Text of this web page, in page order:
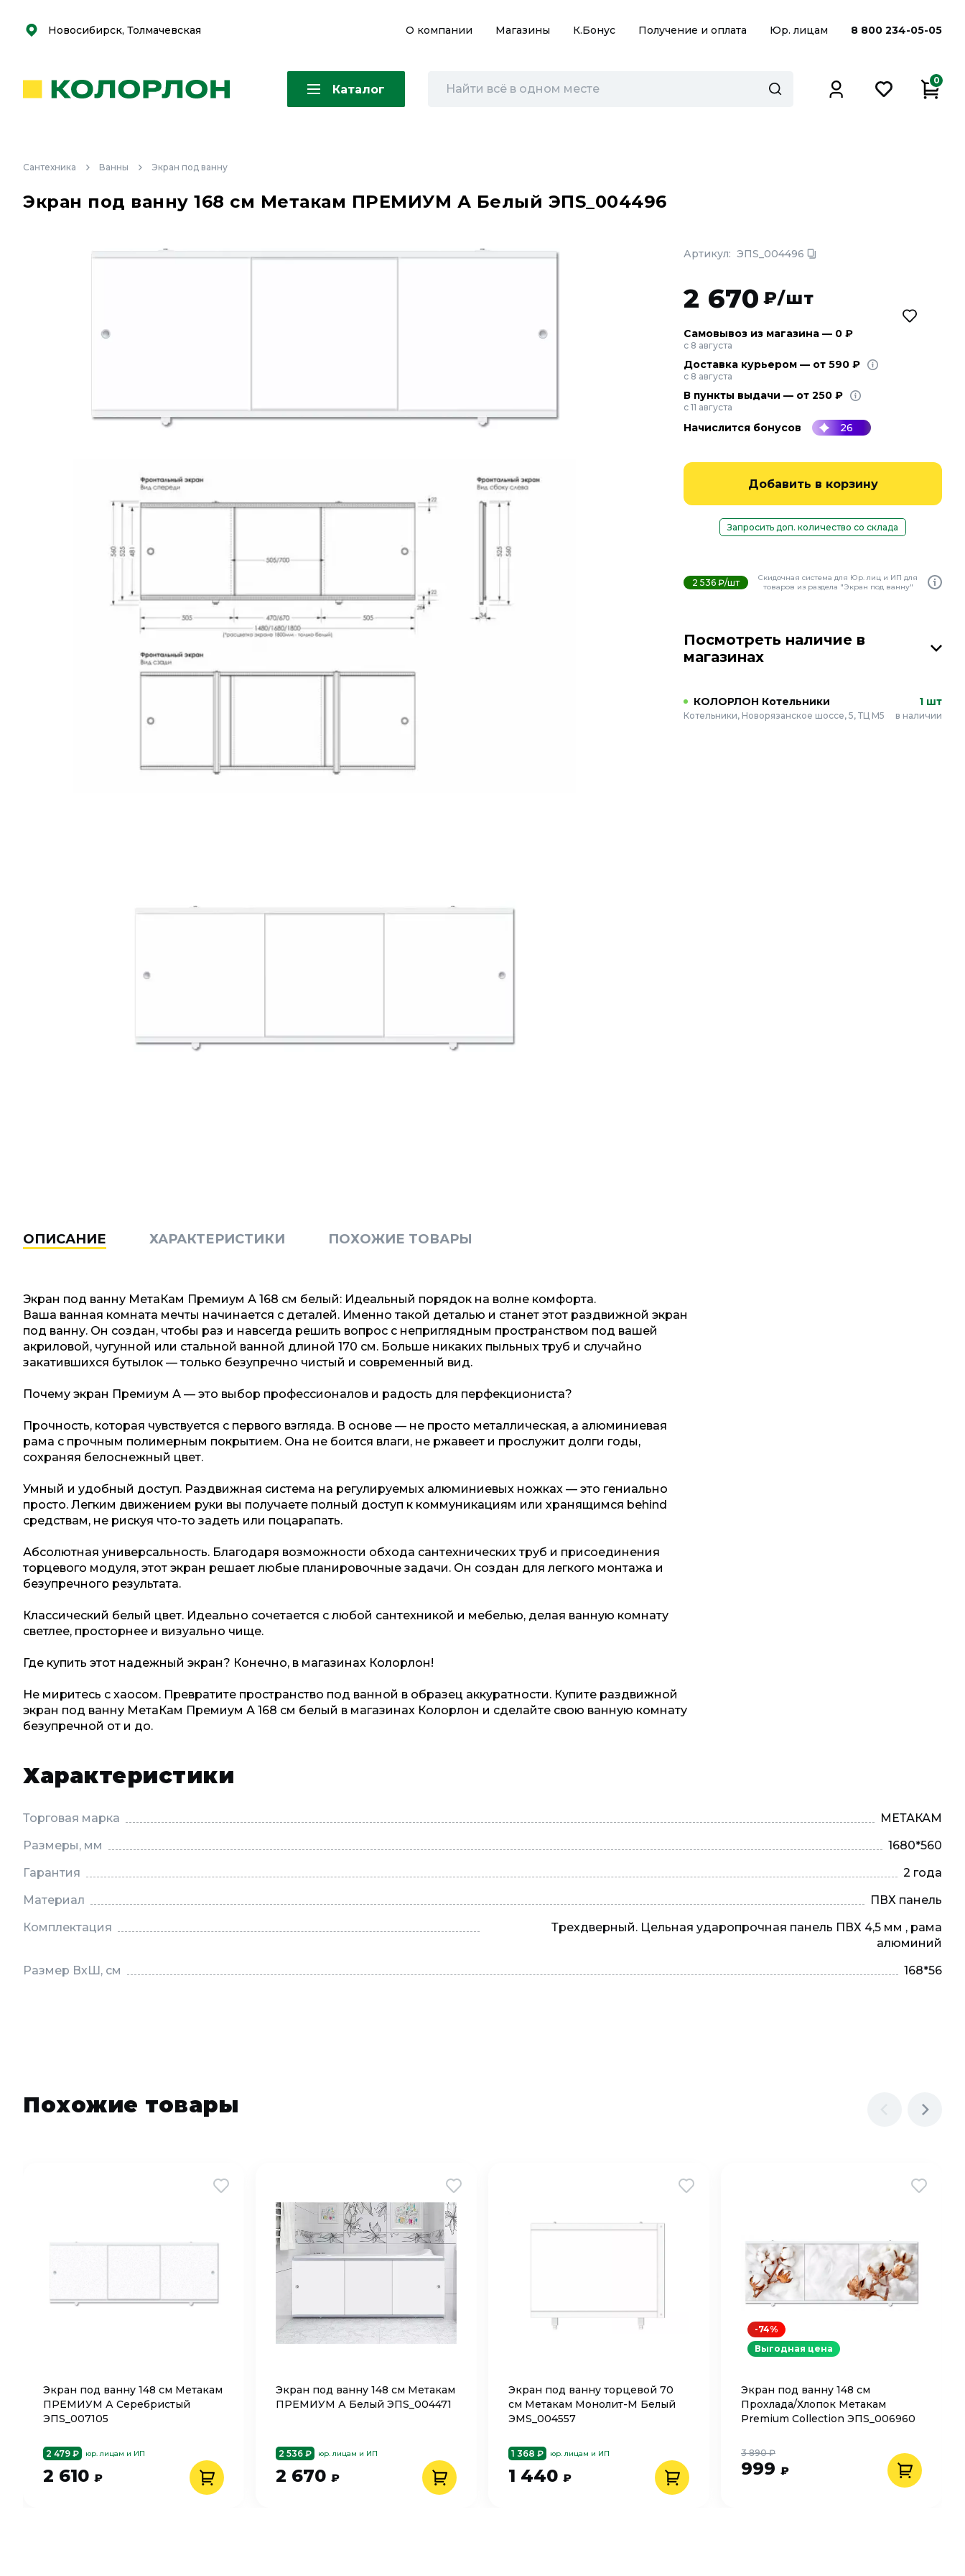
Скоро
Скоро
Новосибирск, Толмачевская О компании Магазины К.Бонус Получение и оплата Юр. лицам 8 800 234-05-05
Каталог
0
Сантехника Ванны Экран под ванну
Экран под ванну 168 см Метакам ПРЕМИУМ А Белый ЭПS_004496
Артикул: ЭПS_004496
2 670 ₽/шт
Самовывоз из магазина — 0 ₽
с 8 августа
Доставка курьером — от 590 ₽
с 8 августа
В пункты выдачи — от 250 ₽
с 11 августа
Начислится бонусов 26
Добавить в корзину
Запросить доп. количество со склада
2 536 ₽/шт
Скидочная система для Юр. лиц и ИП для
товаров из раздела "Экран под ванну"
Посмотреть наличие в
магазинах
КОЛОРЛОН Котельники
Котельники, Новорязанское шоссе, 5, ТЦ М5
1 шт
в наличии
ОПИСАНИЕ ХАРАКТЕРИСТИКИ ПОХОЖИЕ ТОВАРЫ
Экран под ванну МетаКам Премиум А 168 см белый: Идеальный порядок на волне комфорта.
Ваша ванная комната мечты начинается с деталей. Именно такой деталью и станет этот раздвижной экран
под ванну. Он создан, чтобы раз и навсегда решить вопрос с неприглядным пространством под вашей
акриловой, чугунной или стальной ванной длиной 170 см. Больше никаких пыльных труб и случайно
закатившихся бутылок — только безупречно чистый и современный вид.
Почему экран Премиум А — это выбор профессионалов и радость для перфекциониста?
Прочность, которая чувствуется с первого взгляда. В основе — не просто металлическая, а алюминиевая
рама с прочным полимерным покрытием. Она не боится влаги, не ржавеет и прослужит долги годы,
сохраняя белоснежный цвет.
Умный и удобный доступ. Раздвижная система на регулируемых алюминиевых ножках — это гениально
просто. Легким движением руки вы получаете полный доступ к коммуникациям или хранящимся behind
средствам, не рискуя что-то задеть или поцарапать.
Абсолютная универсальность. Благодаря возможности обхода сантехнических труб и присоединения
торцевого модуля, этот экран решает любые планировочные задачи. Он создан для легкого монтажа и
безупречного результата.
Классический белый цвет. Идеально сочетается с любой сантехникой и мебелью, делая ванную комнату
светлее, просторнее и визуально чище.
Где купить этот надежный экран? Конечно, в магазинах Колорлон!
Не миритесь с хаосом. Превратите пространство под ванной в образец аккуратности. Купите раздвижной
экран под ванну МетаКам Премиум А 168 см белый в магазинах Колорлон и сделайте свою ванную комнату
безупречной от и до.
Характеристики
Торговая марка
МЕТАКАМ
Размеры, мм
1680*560
Гарантия
2 года
Материал
ПВХ панель
Комплектация
Трехдверный. Цельная ударопрочная панель ПВХ 4,5 мм , рама
алюминий
Размер ВхШ, см
168*56
Похожие товары
Экран под ванну 148 см Метакам
ПРЕМИУМ А Серебристый
ЭПS_007105
2 479 ₽ юр. лицам и ИП
2 610 ₽
Экран под ванну 148 см Метакам
ПРЕМИУМ А Белый ЭПS_004471
2 536 ₽ юр. лицам и ИП
2 670 ₽
Экран под ванну торцевой 70
см Метакам Монолит-М Белый
ЭМS_004557
1 368 ₽ юр. лицам и ИП
1 440 ₽
Экран под ванну 148 см
Прохлада/Хлопок Метакам
Premium Collection ЭПS_006960
999 ₽
3 890 ₽
-74%
Выгодная цена